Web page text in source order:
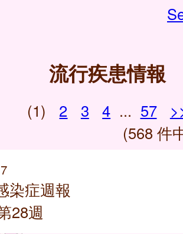
流行疾患情報
(1) 2 3 4 ... 57
(568 件
染症週報
28週